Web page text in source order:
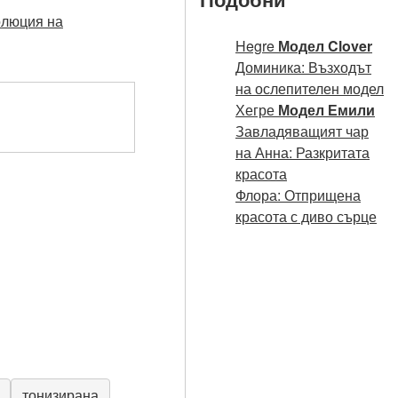
на
Hegre Модел Clover
Доминика: Възходът
на ослепителен модел
Хегре Модел Емили
Завладяващият чар
на Анна: Разкритата
красота
Флора: Отприщена
красота с диво сърце